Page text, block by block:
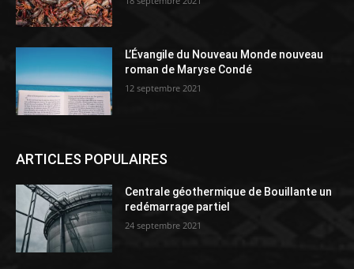
L’Évangile du Nouveau Monde nouveau
roman de Maryse Condé
12 septembre 2021
ARTICLES POPULAIRES
Centrale géothermique de Bouillante un
redémarrage partiel
24 septembre 2021